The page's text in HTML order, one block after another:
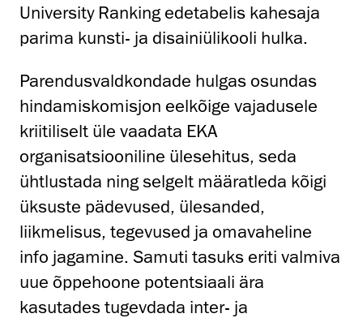
University Ranking edetabelis kahesaja
parima kunsti- ja disainiülikooli hulka.
Parendusvaldkondade hulgas osundas
hindamiskomisjon eelkõige vajadusele
kriitiliselt üle vaadata EKA
organisatsiooniline ülesehitus, seda
ühtlustada ning selgelt määratleda kõigi
üksuste pädevused, ülesanded,
liikmelisus, tegevused ja omavaheline
info jagamine. Samuti tasuks eriti valmiva
uue õppehoone potentsiaali ära
kasutades tugevdada inter- ja